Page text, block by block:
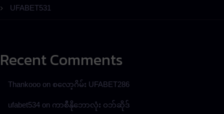
UFABET531
Recent Comments
Thankooo on စလော့ဂိမ်း UFABET286
ufabet534 on ကာစီနိုဘောလုံး ဝဘ်ဆိုဒ်